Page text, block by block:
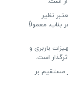
نظیر
بناب، معمولاً
باربری و
است.
مستقیم بر